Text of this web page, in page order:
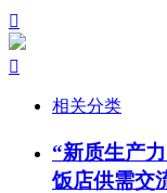


相关分类
“新质生产
饭店供需交